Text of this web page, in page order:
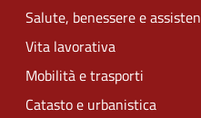
Salute, benessere e
Vita lavorativa
Mobilità e trasporti
Catasto e urbanistica